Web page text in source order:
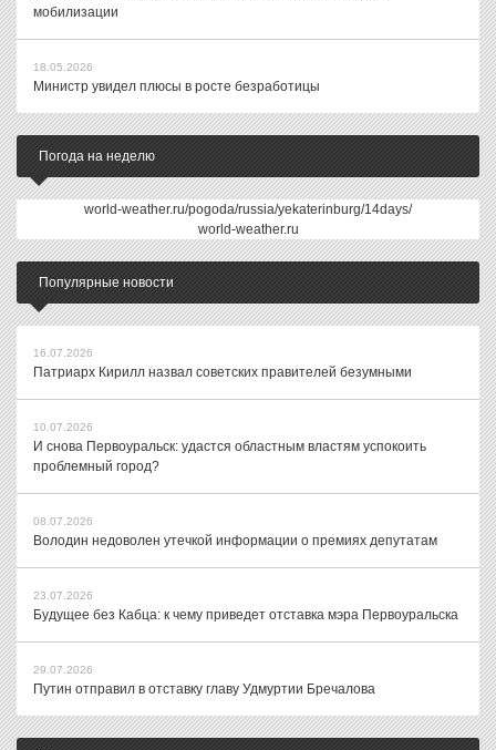
мобилизации
18.05.2026
Министр увидел плюсы в росте безработицы
Погода на неделю
world-weather.ru/pogoda/russia/yekaterinburg/14days/
world-weather.ru
Популярные новости
16.07.2026
Патриарх Кирилл назвал советских правителей безумными
10.07.2026
И снова Первоуральск: удастся областным властям успокоить
проблемный город?
08.07.2026
Володин недоволен утечкой информации о премиях депутатам
23.07.2026
Будущее без Кабца: к чему приведет отставка мэра Первоуральска
29.07.2026
Путин отправил в отставку главу Удмуртии Бречалова